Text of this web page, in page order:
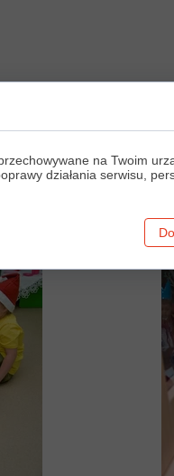
na Twoim
działania serwisu,